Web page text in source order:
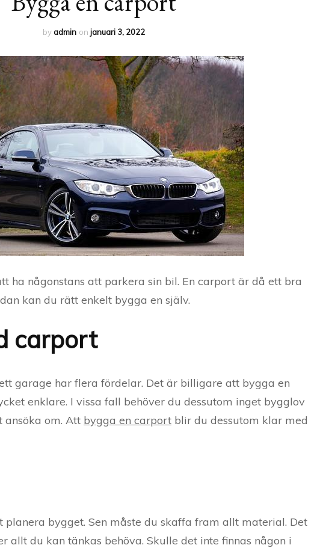
byadmin on januari 3, 2022
ha någonstans att parkera sin bil. En carport är då ett bra
kan du rätt enkelt bygga en själv.
carport
garage har flera fördelar. Det är billigare att bygga en
enklare. I vissa fall behöver du dessutom inget bygglov
om. Att bygga en carport blir du dessutom klar med
planera bygget. Sen måste du skaffa fram allt material. Det
allt du kan tänkas behöva. Skulle det inte finnas någon i